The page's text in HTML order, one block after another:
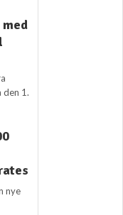
den 1.
nye